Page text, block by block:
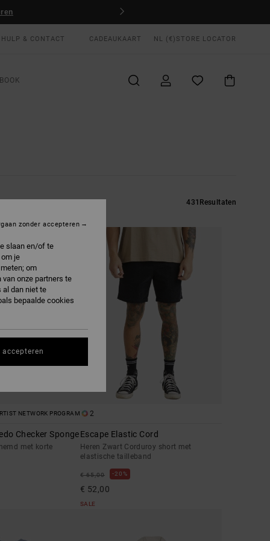
meedoen
HULP & CONTACT CADEAUKAART NL (€) STORE LOCATOR
431 Resultaten
NETWORK PROGRAM
Checker Sponge
met korte
2
Escape Elastic Cord
Heren Zwart Corduroy short met
elastische tailleband
€ 65,00 20%
€ 52,00
SALE
slaan en/of te
je
om
onze partners te
al dan niet te
bepaalde cookies
zonder accepteren
accepteren